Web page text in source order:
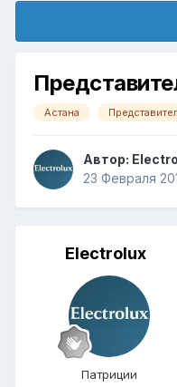
Астана
Автор:
23 Февраля
Electrolux
Патриции